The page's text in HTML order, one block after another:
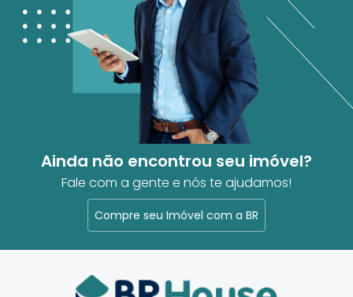
Ainda não encontrou seu imóvel?
Fale com a gente e nós te ajudamos!
Compre seu Imóvel com a BR